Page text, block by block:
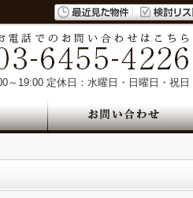
～19:00 定休日：水曜日・日曜日・祝日